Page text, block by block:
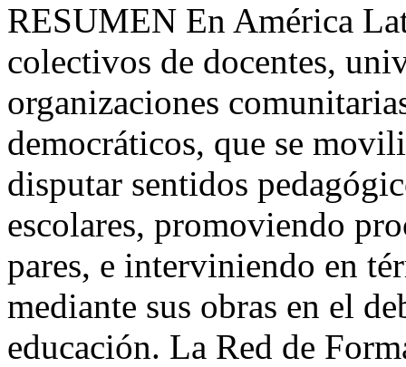
RESUMEN En América
colectivos de docentes,
organizaciones
democráticos, que se
disputar sentidos
escolares, promoviendo
pares, e interviniendo en
mediante sus obras en el
educación. La Red de